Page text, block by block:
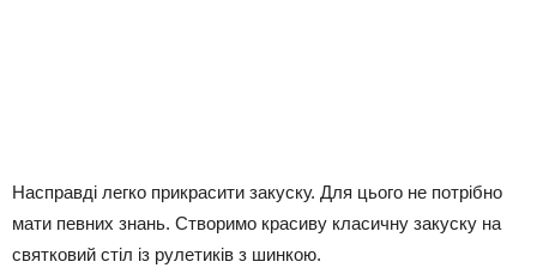
Насправді легко прикрасити закуску. Для цього не потрібно
мати певних знань. Створимо красиву класичну закуску на
святковий стіл із рулетиків з шинкою.